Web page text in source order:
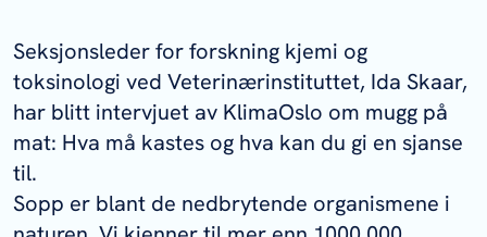
Seksjonsleder for forskning kjemi og
toksinologi ved Veterinærinstituttet, Ida Skaar,
har blitt intervjuet av KlimaOslo om mugg på
mat: Hva må kastes og hva kan du gi en sjanse
til.
Sopp er blant de nedbrytende organismene i